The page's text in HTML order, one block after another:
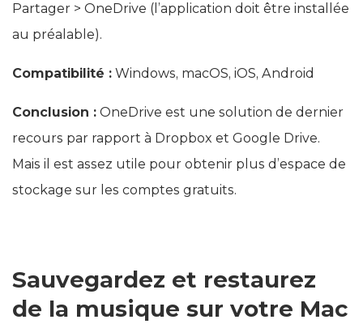
Partager > OneDrive (l’application doit être installée
au préalable).
Compatibilité : Windows, macOS, iOS, Android
Conclusion : OneDrive est une solution de dernier
recours par rapport à Dropbox et Google Drive.
Mais il est assez utile pour obtenir plus d’espace de
stockage sur les comptes gratuits.
Sauvegardez et restaurez
de la musique sur votre Mac